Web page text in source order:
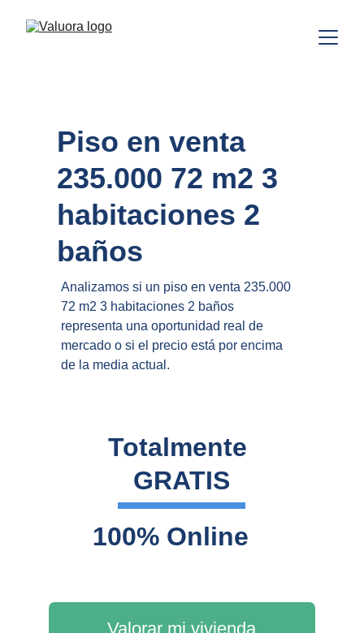
Piso en venta
235.000 72 m2 3
habitaciones 2
baños
Analizamos si un piso en venta 235.000
72 m2 3 habitaciones 2 baños
representa una oportunidad real de
mercado o si el precio está por encima
de la media actual.
Totalmente
GRATIS
Valorar mi vivienda
100% Online